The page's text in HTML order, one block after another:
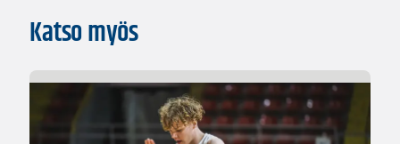
Katso myös